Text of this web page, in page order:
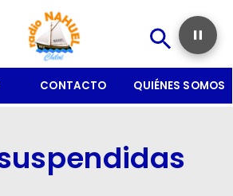
CONTACTO QUIÉNES SOMOS